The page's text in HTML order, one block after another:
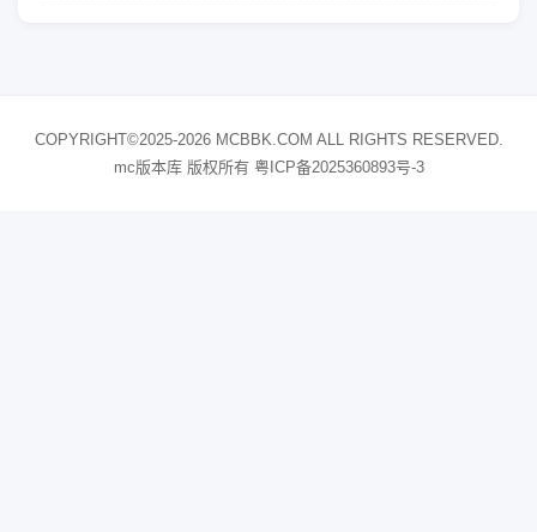
COPYRIGHT©2025-2026 MCBBK.COM ALL RIGHTS RESERVED.
mc版本库 版权所有 粤ICP备2025360893号-3